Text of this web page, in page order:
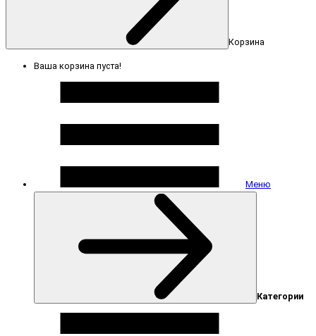
Корзина
Ваша корзина пуста!
Меню
Категории